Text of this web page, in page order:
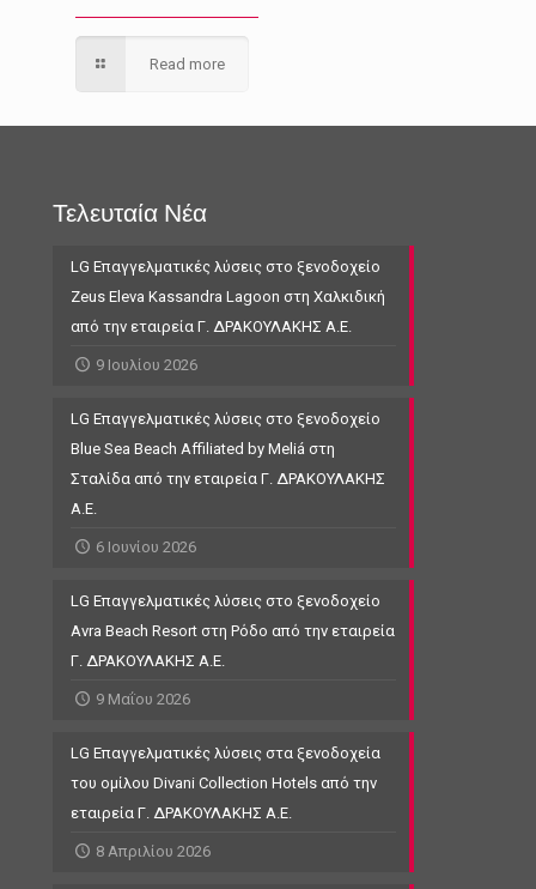
Read more
Τελευταία Νέα
LG Επαγγελματικές λύσεις στο ξενοδοχείο
Zeus Eleva Kassandra Lagoon στη Χαλκιδική
από την εταιρεία Γ. ΔΡΑΚΟΥΛΑΚΗΣ Α.Ε.
9 Ιουλίου 2026
LG Επαγγελματικές λύσεις στο ξενοδοχείο
Blue Sea Beach Affiliated by Meliá στη
Σταλίδα από την εταιρεία Γ. ΔΡΑΚΟΥΛΑΚΗΣ
Α.Ε.
6 Ιουνίου 2026
LG Επαγγελματικές λύσεις στο ξενοδοχείο
Avra Beach Resort στη Ρόδο από την εταιρεία
Γ. ΔΡΑΚΟΥΛΑΚΗΣ Α.Ε.
9 Μαΐου 2026
LG Επαγγελματικές λύσεις στα ξενοδοχεία
του ομίλου Divani Collection Hotels από την
εταιρεία Γ. ΔΡΑΚΟΥΛΑΚΗΣ Α.Ε.
8 Απριλίου 2026